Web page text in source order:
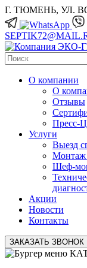
Г. ТЮМЕНЬ, УЛ.
О компании
О
Отзывы
Пресс-
Услуги
Выезд
Монтаж
Шеф-
Акции
Новости
Контакты
ЗАКАЗАТЬ ЗВОНОК